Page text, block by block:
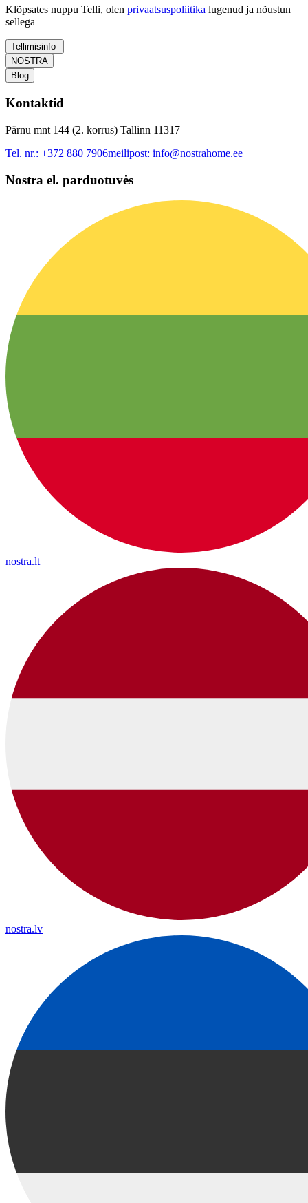
Klõpsates nuppu Telli, olen privaatsuspoliitika lugenud ja nõustun
sellega
Tellimisinfo
NOSTRA
Blog
Kontaktid
Pärnu mnt 144 (2. korrus) Tallinn 11317
Tel. nr.: +372 880 7906meilipost: info@nostrahome.ee
Nostra el. parduotuvės
nostra.lt
nostra.lv